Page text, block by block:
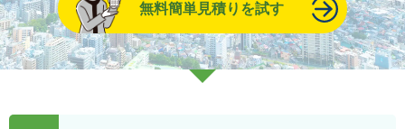
無料簡単見積りを試す